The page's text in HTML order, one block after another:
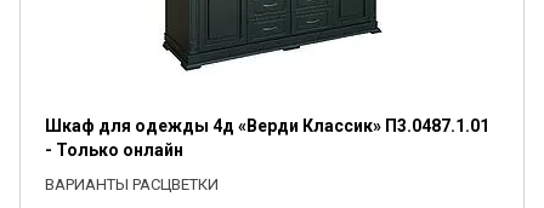
Шкаф для одежды 4д «Верди Классик» П3.0487.1.01
- Только онлайн
ВАРИАНТЫ РАСЦВЕТКИ